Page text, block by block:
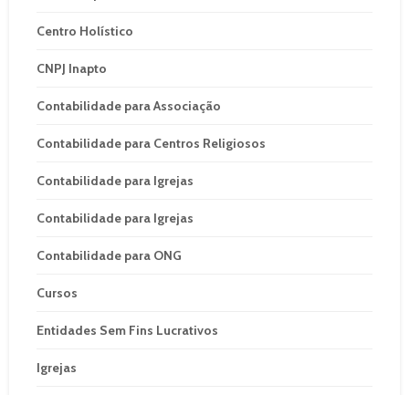
Centro Holístico
CNPJ Inapto
Contabilidade para Associação
Contabilidade para Centros Religiosos
Contabilidade para Igrejas
Contabilidade para Igrejas
Contabilidade para ONG
Cursos
Entidades Sem Fins Lucrativos
Igrejas